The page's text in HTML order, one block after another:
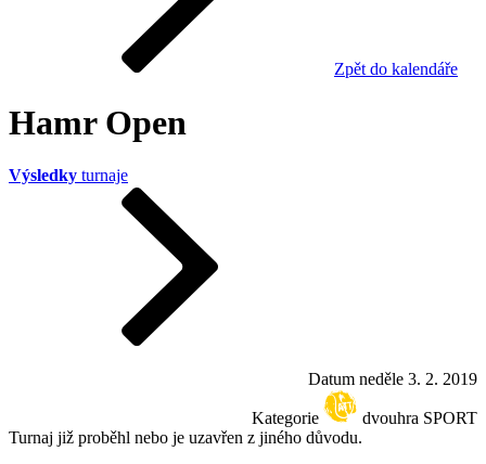
Zpět do kalendáře
Hamr Open
Výsledky turnaje
Datum neděle 3. 2. 2019
Kategorie
dvouhra SPORT
Turnaj již proběhl nebo je uzavřen z jiného důvodu.